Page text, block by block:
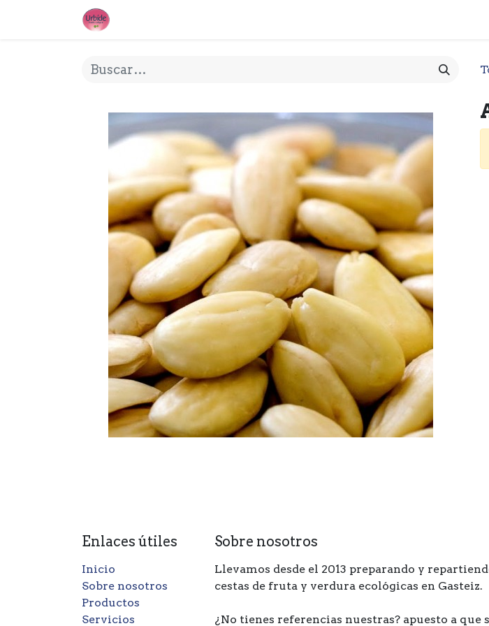
Enlaces útiles
Inicio
Sobre nosotros
Productos
Servicios
Sobre nosotros
Llevamos desde el 2013 preparando y
cestas de fruta y verdura ecológicas en Gasteiz.
¿No tienes referencias nuestras? apuesto a que